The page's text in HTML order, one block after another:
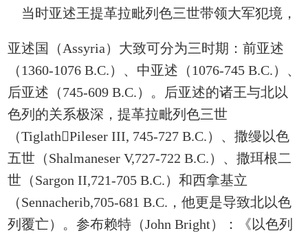
当时亚述王提革拉毗列色三世带领大军犯境，
亚述国（Assyria）大致可分为三时期：前亚述
（1360-1076 B.C.）、中亚述（1076-745 B.C.）、
后亚述（745-609 B.C.）。后亚述的诸王与北以
色列的关系极深，提革拉毗列色三世
（TiglathPileser III, 745-727 B.C.）、撒缦以色
五世（Shalmaneser V,727-722 B.C.）、撒珥根二
世（Sargon II,721-705 B.C.）和西拿基立
（Sennacherib,705-681 B.C.，他更是导致北以色
列覆亡）。参布赖特（John Bright）：《以色列